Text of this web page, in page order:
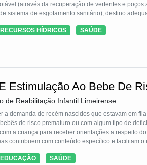
(através da recuperação de vertentes e
sistema de esgotamento sanitário), destino
qualidade de vida bem como à proteção dos
RECURSOS HÍDRICOS SAÚDE
Estimulação Ao Bebe De
de Reabilitação Infantil Limeirense
a demanda de recém nascidos que estavam em
de risco prematuro ou com algum tipo de
a criança para receber orientações a respeito
e facilitam o entendimento das famílias com relação ao desenvolvimento
A partir desta abordagem conseguimos
EDUCAÇÃO SAÚDE